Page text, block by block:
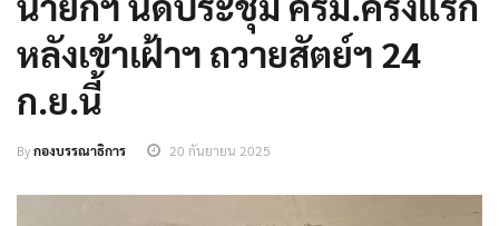
POLITICS
นายกฯ นัดประชุม ครม.ครั้งแรก
หลังเข้าเฝ้าฯ ถวายสัตย์ฯ 24
ก.ย.นี้
Byกองบรรณาธิการ 20 กันยายน 2025